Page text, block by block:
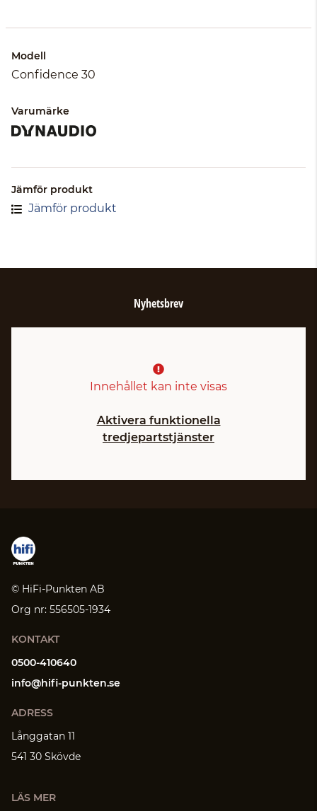
Modell
Confidence 30
Varumärke
Jämför produkt
Jämför produkt
Nyhetsbrev
Innehållet kan inte visas
Aktivera funktionella
tredjepartstjänster
© HiFi-Punkten AB
Org nr: 556505-1934
KONTAKT
0500-410640
info@hifi-punkten.se
ADRESS
Långgatan 11
541 30 Skövde
LÄS MER